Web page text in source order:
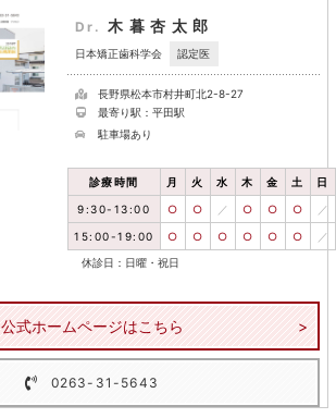
Dr. 木暮杏太郎
日本矯正歯科学会 認定医
長野県松本市村井町北2-8-27
最寄り駅：平田駅
駐車場あり
診療時間 月 火 水 木 金 土 日
9:30-13:00 ○ ○ ／ ○ ○ ○ ／
15:00-19:00 ○ ○ ○ ○ ○ ○ ／
休診日：日曜・祝日
公式ホームページはこちら
0263-31-5643